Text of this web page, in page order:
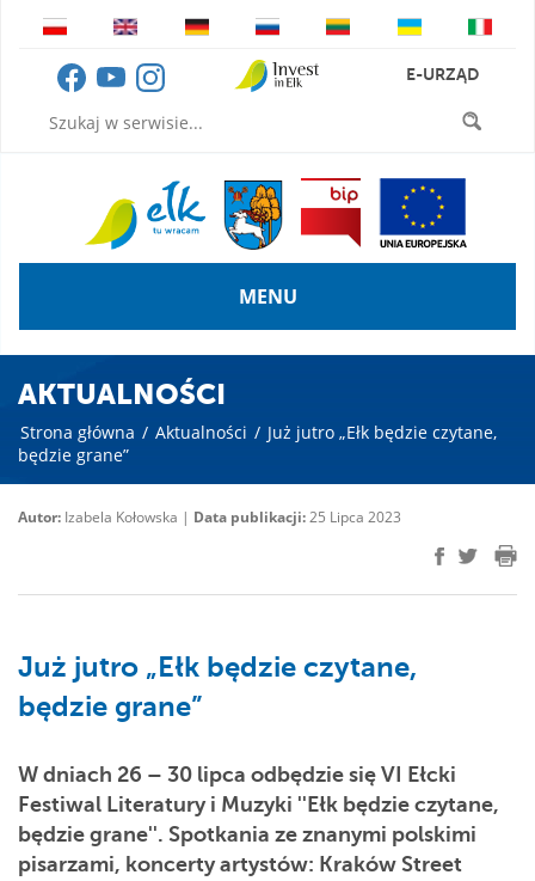
E-URZĄD
MENU
AKTUALNOŚCI
Strona główna / Aktualności / Już jutro „Ełk będzie czytane,
będzie grane”
Autor: Izabela Kołowska | Data publikacji:25 Lipca 2023
Już jutro „Ełk będzie czytane,
będzie grane”
W dniach 26 – 30 lipca odbędzie się VI Ełcki
Festiwal Literatury i Muzyki ''Ełk będzie czytane,
będzie grane''. Spotkania ze znanymi polskimi
pisarzami, koncerty artystów: Kraków Street